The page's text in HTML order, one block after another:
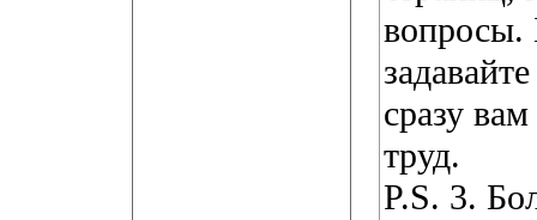
вопросы.
сразу
труд.
P.S. 3.